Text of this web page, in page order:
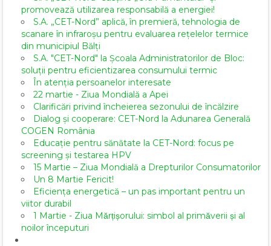
promovează utilizarea responsabilă a energiei!
S.A. „CET-Nord” aplică, în premieră, tehnologia de
scanare în infraroșu pentru evaluarea rețelelor termice
din municipiul Bălți
S.A. "CET-Nord" la Școala Administratorilor de Bloc:
soluții pentru eficientizarea consumului termic
În atenția persoanelor interesate
22 martie - Ziua Mondială a Apei
Clarificări privind încheierea sezonului de încălzire
Dialog și cooperare: CET-Nord la Adunarea Generală
COGEN România
Educație pentru sănătate la CET-Nord: focus pe
screening și testarea HPV
15 Martie – Ziua Mondială a Drepturilor Consumatorilor
Un 8 Martie Fericit!
Eficiența energetică – un pas important pentru un
viitor durabil
1 Martie - Ziua Mărțișorului: simbol al primăverii și al
noilor începuturi